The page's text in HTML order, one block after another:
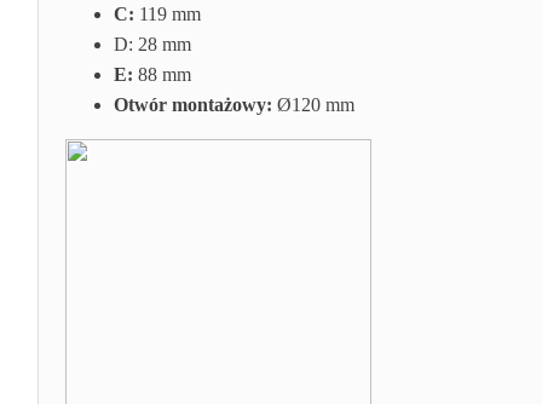
C: 119 mm
D: 28 mm
E: 88 mm
Otwór montażowy: Ø120 mm